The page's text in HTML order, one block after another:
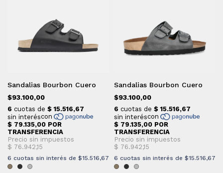
Sandalias Bourbon Cuero
$93.100,00
6 cuotas sin interés de $15.516,67
Sandalias Bourbon Cuero
$93.100,00
6 cuotas sin interés de $15.516,67